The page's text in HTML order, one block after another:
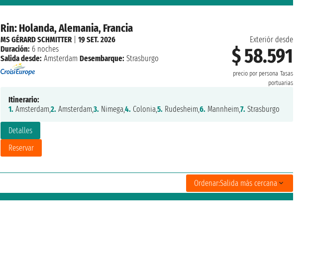
Rin: Holanda, Alemania, Francia
Exteriór desde
$ 58.591
precio por persona Tasas
portuarias
Detalles
Reservar
MS GÉRARD SCHMITTER| 19 SET. 2026
Duración: 6 noches
Salida desde: Amsterdam Desembarque: Strasburgo
Itinerario:
1. Amsterdam,2. Amsterdam,3. Nimega,4. Colonia,5. Rudesheim,6. Mannheim,7. Strasburgo
Ordenar:Salida más cercana